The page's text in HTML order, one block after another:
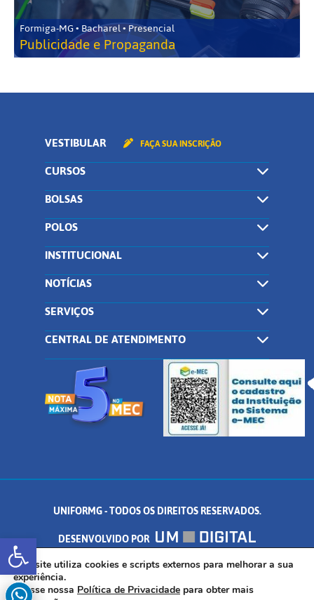
Abrir a barra de ferramentas
Formiga-MG • Bacharel • Presencial
Publicidade e Propaganda
VESTIBULAR FAÇA SUA INSCRIÇÃO
CURSOS
BOLSAS
POLOS
INSTITUCIONAL
NOTÍCIAS
SERVIÇOS
CENTRAL DE ATENDIMENTO
UNIFORMG - TODOS OS DIREITOS RESERVADOS.
DESENVOLVIDO POR
AV. DR. ARNALDO DE SENNA, 328 - PALMEIRAS, FORMIGA/MG - CEP:
35.574.530
Este site utiliza cookies e scripts externos para melhorar a sua
experiência.
Acesse nossa Política de Privacidade para obter mais